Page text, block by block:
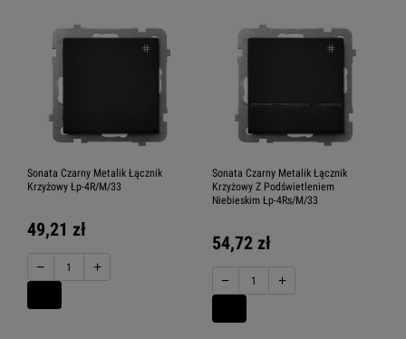
Sonata Czarny Metalik Łącznik
Krzyżowy Łp-4R/M/33
49,21 zł
− +
Sonata Czarny Metalik Łącznik
Krzyżowy Z Podświetleniem
Niebieskim Łp-4Rs/M/33
54,72 zł
− +